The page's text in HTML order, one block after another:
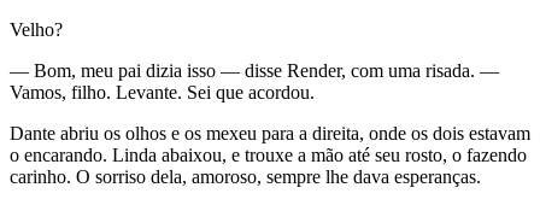
Velho?
— Bom, meu pai dizia isso — disse Render, com uma risada. —
Vamos, filho. Levante. Sei que acordou.
Dante abriu os olhos e os mexeu para a direita, onde os dois estavam
o encarando. Linda abaixou, e trouxe a mão até seu rosto, o fazendo
carinho. O sorriso dela, amoroso, sempre lhe dava esperanças.